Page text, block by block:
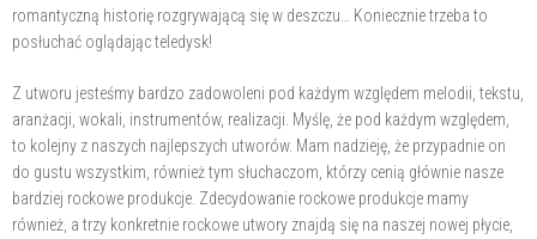
romantyczną historię rozgrywającą się w deszczu… Koniecznie trzeba to
posłuchać oglądając teledysk!
Z utworu jesteśmy bardzo zadowoleni pod każdym względem melodii, tekstu,
aranżacji, wokali, instrumentów, realizacji. Myślę, że pod każdym względem,
to kolejny z naszych najlepszych utworów. Mam nadzieję, że przypadnie on
do gustu wszystkim, również tym słuchaczom, którzy cenią głównie nasze
bardziej rockowe produkcje. Zdecydowanie rockowe produkcje mamy
również, a trzy konkretnie rockowe utwory znajdą się na naszej nowej płycie,